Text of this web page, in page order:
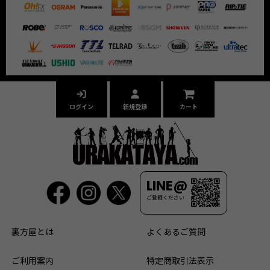
LINE@
ご登録ください
ログイン 新規登録 カート
裏方屋とは よくあるご質問
ご利用案内 特定商取引法表示